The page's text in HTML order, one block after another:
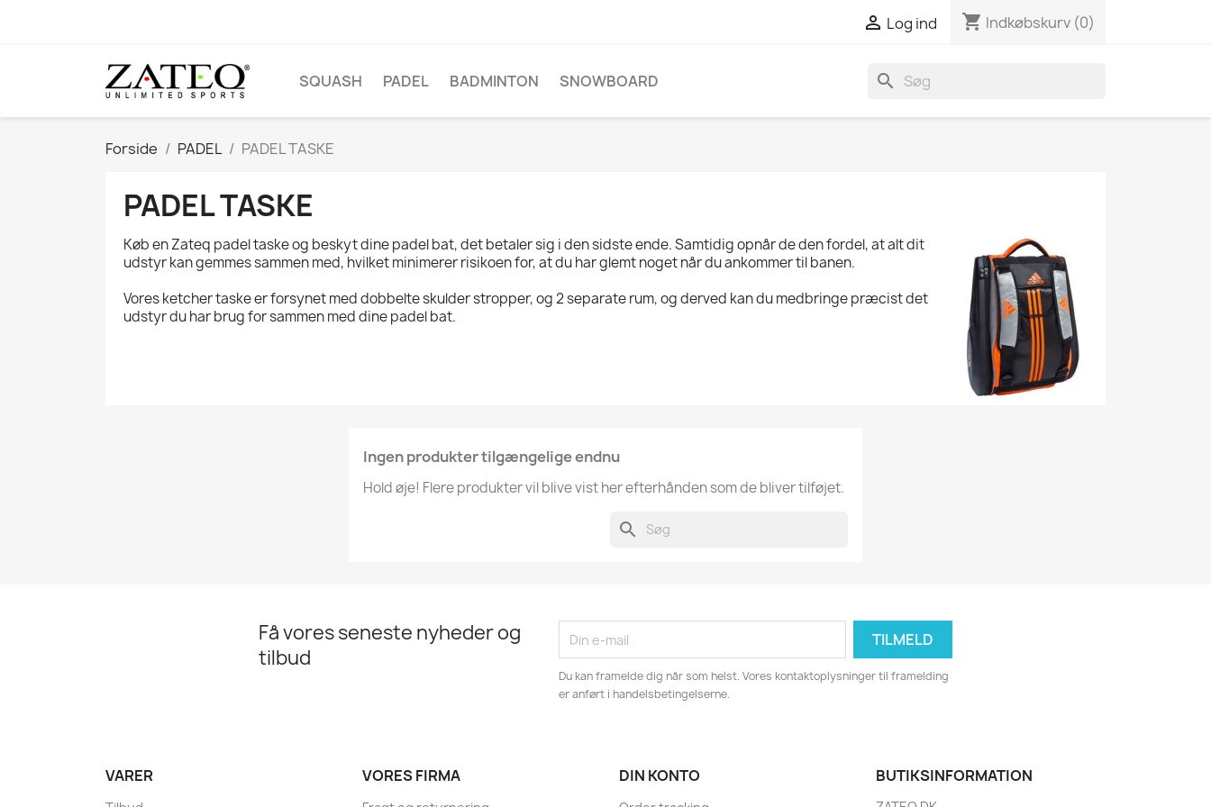
 Log ind shopping_cart Indkøbskurv (0)
SQUASH PADEL BADMINTON SNOWBOARD search
Forside PADEL PADEL TASKE
PADEL TASKE
Køb en Zateq padel taske og beskyt dine padel bat, det betaler sig i den sidste ende. Samtidig opnår de den fordel, at alt dit
udstyr kan gemmes sammen med, hvilket minimerer risikoen for, at du har glemt noget når du ankommer til banen.
Vores ketcher taske er forsynet med dobbelte skulder stropper, og 2 separate rum, og derved kan du medbringe præcist det
udstyr du har brug for sammen med dine padel bat.
Ingen produkter tilgængelige endnu
Hold øje! Flere produkter vil blive vist her efterhånden som de bliver tilføjet.
search
Få vores seneste nyheder og
tilbud
Du kan framelde dig når som helst. Vores kontaktoplysninger til framelding
er anført i handelsbetingelserne.
VARER VORES FIRMA DIN KONTO BUTIKSINFORMATION